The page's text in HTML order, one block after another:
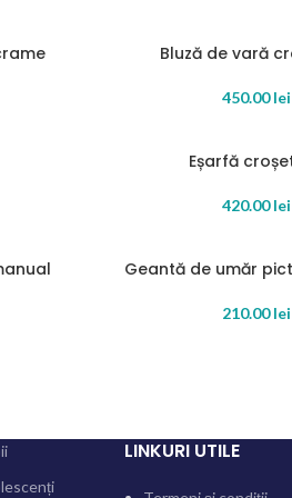
SOLD OUT
READ MOREBluză de vară
450.00lei
ADD TO CARTEșarfă
420.00lei
SOLD OUT
READ MORE
Geantă de umăr
210.00lei
LINKURI UTILE